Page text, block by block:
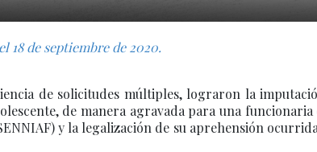
18 de septiembre de 2020.
de solicitudes múltiples, lograron la
de manera agravada para una funcionaria
y la legalización de su aprehensión